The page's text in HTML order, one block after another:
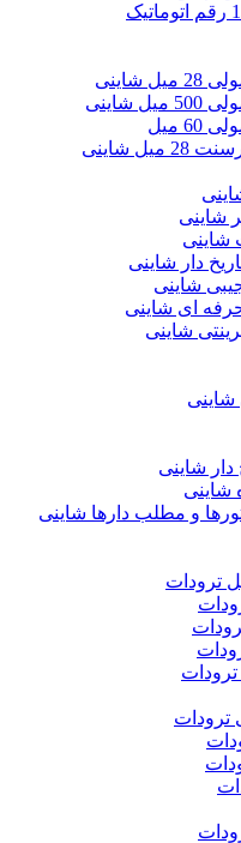
میل
شاینی
شاینی
شاینی
دار شاینی
شاینی
ای شاینی
شاینی
شاینی
شاینی
شاینی
و مطلب دارها شاینی
ترودات
ترودات